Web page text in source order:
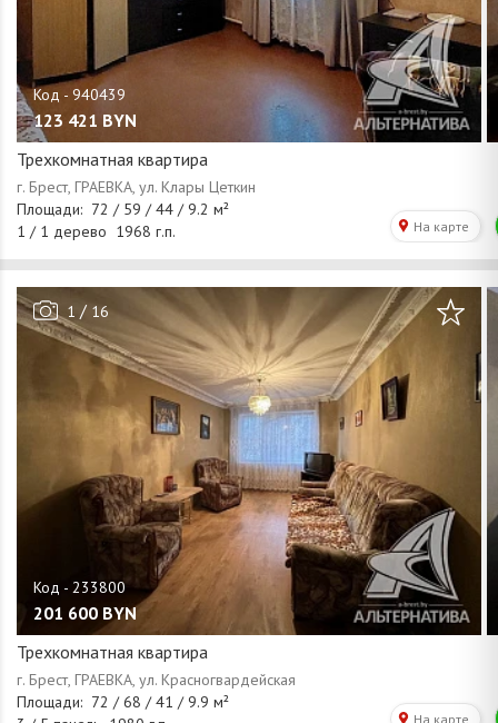
123 421 BYN
Трехкомнатная квартира
1 / 16
201 600 BYN
Трехкомнатная квартира